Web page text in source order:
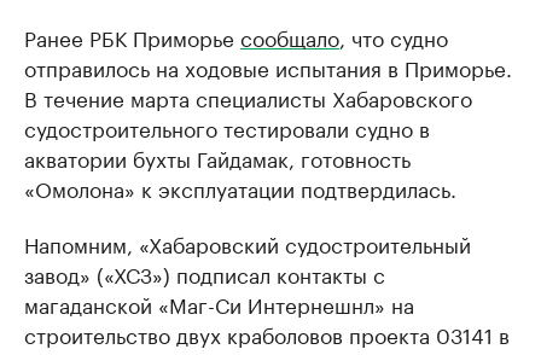
Ранее РБК Приморье сообщало, что судно
отправилось на ходовые испытания в Приморье.
В течение марта специалисты Хабаровского
судостроительного тестировали судно в
акватории бухты Гайдамак, готовность
«Омолона» к эксплуатации подтвердилась.
Напомним, «Хабаровский судостроительный
завод» («ХСЗ») подписал контакты с
магаданской «Маг-Си Интернешнл» на
строительство двух краболовов проекта 03141 в